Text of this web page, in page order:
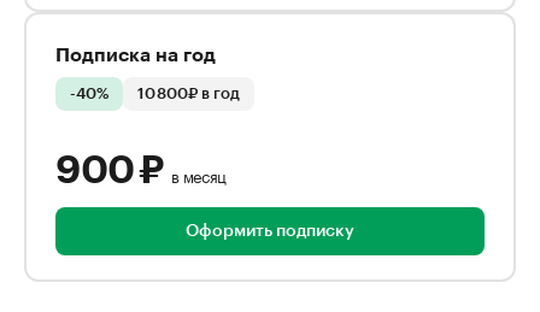
Подписка на год
-40% 10 800₽ в год
900 ₽ в месяц
Оформить подписку